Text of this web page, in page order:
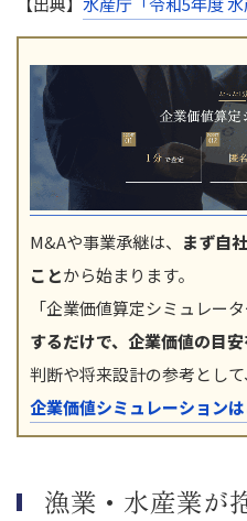
M&Aや事業承継は、 まず自
ことから始まります。
「企業価値算定シミュレータ
するだけで、企業価値の目
判断や将来設計の参考として
企業価値シミュレーションは
漁業・水産業が